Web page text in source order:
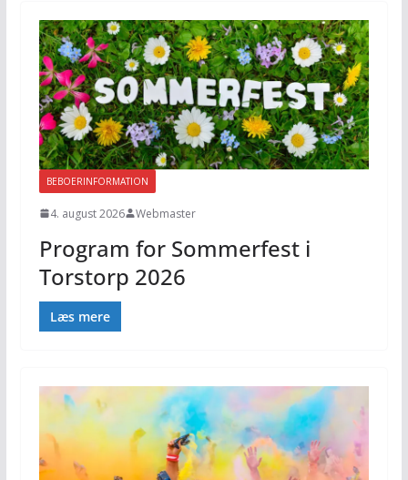
BEBOERINFORMATION
4. august 2026 Webmaster
Program for Sommerfest i
Torstorp 2026
Læs mere